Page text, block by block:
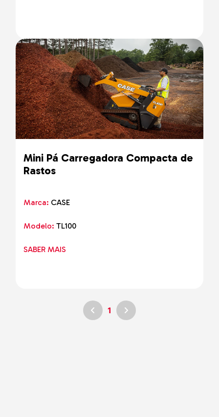
Mini Pá Carregadora Compacta de
Rastos
Marca: CASE
Modelo: TL100
SABER MAIS
1